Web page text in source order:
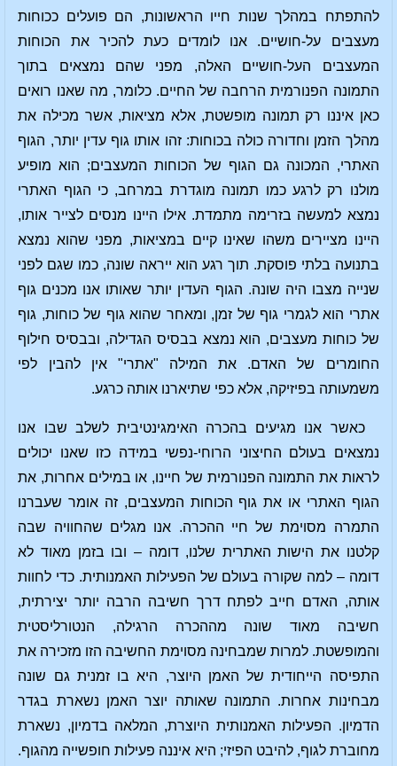
להתפתח במהלך שנות חייו הראשונות, הם פועלים ככוחות
מעצבים על-חושיים. אנו לומדים כעת להכיר את הכוחות
המעצבים העל-חושיים האלה, מפני שהם נמצאים בתוך
התמונה הפנורמית הרחבה של החיים. כלומר, מה שאנו רואים
כאן איננו רק תמונה מופשטת, אלא מציאות, אשר מכילה את
מהלך הזמן וחדורה כולה בכוחות: זהו אותו גוף עדין יותר, הגוף
האתרי, המכונה גם הגוף של הכוחות המעצבים; הוא מופיע
מולנו רק לרגע כמו תמונה מוגדרת במרחב, כי הגוף האתרי
נמצא למעשה בזרימה מתמדת. אילו היינו מנסים לצייר אותו,
היינו מציירים משהו שאינו קיים במציאות, מפני שהוא נמצא
בתנועה בלתי פוסקת. תוך רגע הוא ייראה שונה, כמו שגם לפני
שנייה מצבו היה שונה. הגוף העדין יותר שאותו אנו מכנים גוף
אתרי הוא לגמרי גוף של זמן, ומאחר שהוא גוף של כוחות, גוף
של כוחות מעצבים, הוא נמצא בבסיס הגדילה, ובבסיס חילוף
החומרים של האדם. את המילה "אתרי" אין להבין לפי
משמעותה בפיזיקה, אלא כפי שתיארנו אותה כרגע.
כאשר אנו מגיעים בהכרה האימגינטיבית לשלב שבו אנו
נמצאים בעולם החיצוני הרוחי-נפשי במידה כזו שאנו יכולים
לראות את התמונה הפנורמית של חיינו, או במילים אחרות, את
הגוף האתרי או את גוף הכוחות המעצבים, זה אומר שעברנו
התמרה מסוימת של חיי ההכרה. אנו מגלים שהחוויה שבה
קלטנו את הישות האתרית שלנו, דומה – ובו בזמן מאוד לא
דומה – למה שקורה בעולם של הפעילות האמנותית. כדי לחוות
אותה, האדם חייב לפתח דרך חשיבה הרבה יותר יצירתית,
חשיבה מאוד שונה מההכרה הרגילה, הנטורליסטית
והמופשטת. למרות שמבחינה מסוימת החשיבה הזו מזכירה את
התפיסה הייחודית של האמן היוצר, היא בו זמנית גם שונה
מבחינות אחרות. התמונה שאותה יוצר האמן נשארת בגדר
הדמיון. הפעילות האמנותית היוצרת, המלאה בדמיון, נשארת
מחוברת לגוף, להיבט הפיזי; היא איננה פעילות חופשייה מהגוף.